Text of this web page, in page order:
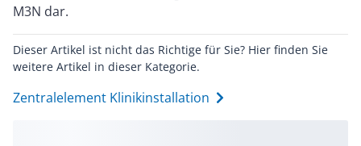
M3N dar.
Dieser Artikel ist nicht das Richtige für Sie? Hier finden Sie
weitere Artikel in dieser Kategorie.
Zentralelement Klinikinstallation